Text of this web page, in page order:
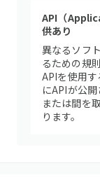
API（
供あり
異なるソフ
るための規
APIを使用
にAPIが公
または間を
ります。